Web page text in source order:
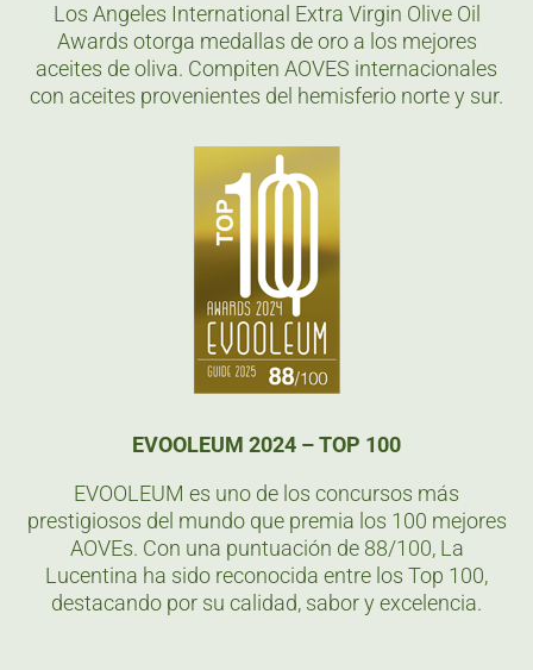
Los Angeles International Extra Virgin Olive Oil
Awards otorga medallas de oro a los mejores
aceites de oliva. Compiten AOVES internacionales
con aceites provenientes del hemisferio norte y sur.
EVOOLEUM 2024 – TOP 100
EVOOLEUM es uno de los concursos más
prestigiosos del mundo que premia los 100 mejores
AOVEs. Con una puntuación de 88/100, La
Lucentina ha sido reconocida entre los Top 100,
destacando por su calidad, sabor y excelencia.